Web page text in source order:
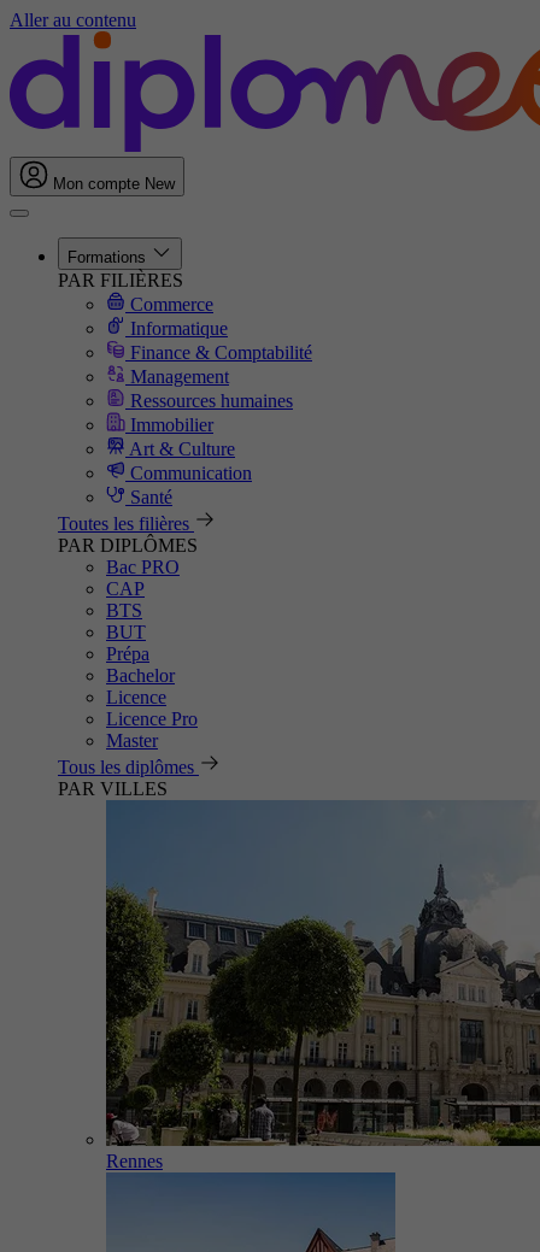
Aller au contenu
Mon compte New
Formations
PAR FILIÈRES
Commerce
Informatique
Finance & Comptabilité
Management
Ressources humaines
Immobilier
Art & Culture
Communication
Santé
Toutes les filières
PAR DIPLÔMES
Bac PRO
CAP
BTS
BUT
Prépa
Bachelor
Licence
Licence Pro
Master
Tous les diplômes
PAR VILLES
Rennes